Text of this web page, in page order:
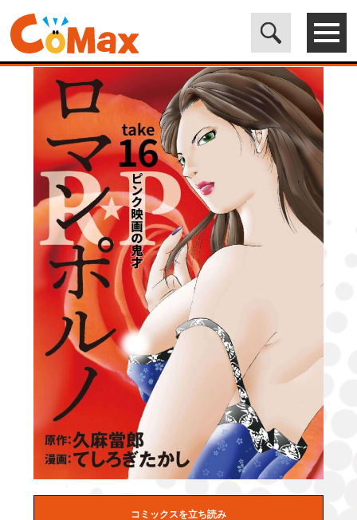
電子書籍マンガ CoMax(コマックス)公式サイト - 株式会社ICE>
ORIGINAL> R★P ロマンポルノ16［話売］
コミックスを立ち読み